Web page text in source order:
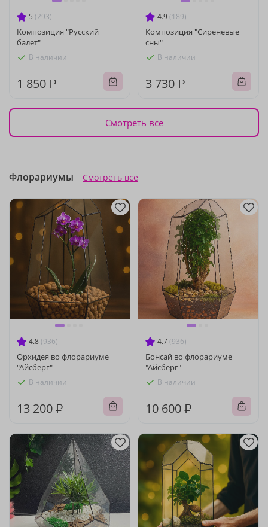
5 (293)
Композиция "Русский
балет"
В наличии
1 850 ₽
4.9 (189)
Композиция "Сиреневые
сны"
В наличии
3 730 ₽
Смотреть все
Флорариумы Смотреть все
4.8 (936)
Орхидея во флорариуме
"Айсберг"
В наличии
13 200 ₽
4.7 (936)
Бонсай во флорариуме
"Айсберг"
В наличии
10 600 ₽